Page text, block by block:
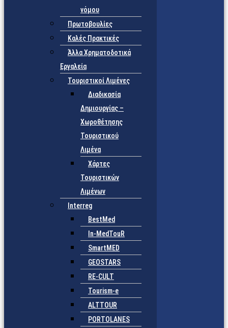
νόμου
Πρωτοβουλίες
Καλές Πρακτικές
Άλλα Χρηματοδοτικά
Εργαλεία
Τουριστικοί Λιμένες
Διαδικασία
Δημιουργίας –
Χωροθέτησης
Τουριστικού
Λιμένα
Χάρτες
Τουριστικών
Λιμένων
Interreg
BestMed
In-MedTouR
SmartMED
GEOSTARS
RE-CULT
Tourism-e
ALTTOUR
PORTOLANES